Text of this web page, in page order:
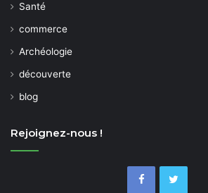
Santé
commerce
Archéologie
découverte
blog
Rejoignez-nous !